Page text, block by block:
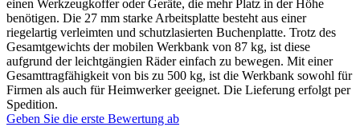
einen Werkzeugkoffer oder Geräte, die mehr Platz in der Höhe
benötigen. Die 27 mm starke Arbeitsplatte besteht aus einer
riegelartig verleimten und schutzlasierten Buchenplatte. Trotz des
Gesamtgewichts der mobilen Werkbank von 87 kg, ist diese
aufgrund der leichtgängien Räder einfach zu bewegen. Mit einer
Gesamttragfähigkeit von bis zu 500 kg, ist die Werkbank sowohl für
Firmen als auch für Heimwerker geeignet. Die Lieferung erfolgt per
Spedition.
Geben Sie die erste Bewertung ab